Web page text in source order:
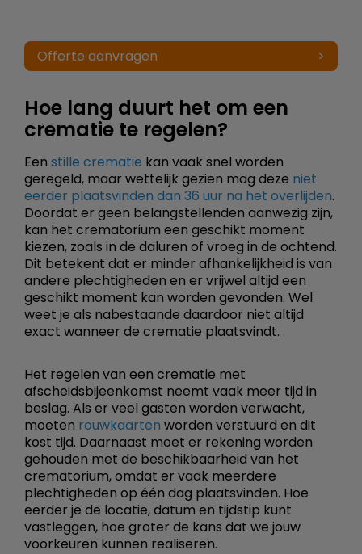
Offerte aanvragen
Hoe lang duurt het om een
crematie te regelen?
Een stille crematie kan vaak snel worden
geregeld, maar wettelijk gezien mag deze niet
eerder plaatsvinden dan 36 uur na het overlijden.
Doordat er geen belangstellenden aanwezig zijn,
kan het crematorium een geschikt moment
kiezen, zoals in de daluren of vroeg in de ochtend.
Dit betekent dat er minder afhankelijkheid is van
andere plechtigheden en er vrijwel altijd een
geschikt moment kan worden gevonden. Wel
weet je als nabestaande daardoor niet altijd
exact wanneer de crematie plaatsvindt.
Het regelen van een crematie met
afscheidsbijeenkomst neemt vaak meer tijd in
beslag. Als er veel gasten worden verwacht,
moeten rouwkaarten worden verstuurd en dit
kost tijd. Daarnaast moet er rekening worden
gehouden met de beschikbaarheid van het
crematorium, omdat er vaak meerdere
plechtigheden op één dag plaatsvinden. Hoe
eerder je de locatie, datum en tijdstip kunt
vastleggen, hoe groter de kans dat we jouw
voorkeuren kunnen realiseren.